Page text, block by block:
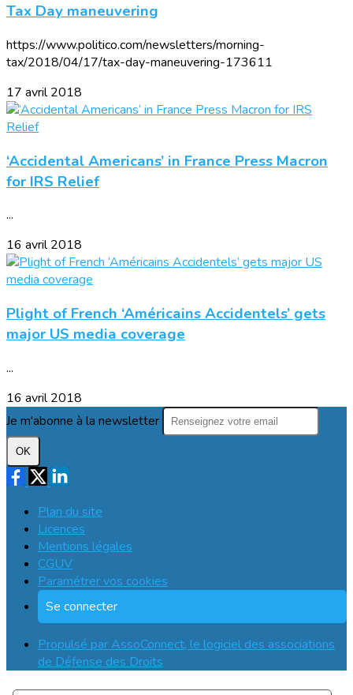
Tax Day maneuvering
https://www.politico.com/newsletters/morning-
tax/2018/04/17/tax-day-maneuvering-173611
17 avril 2018
‘Accidental Americans’ in France Press Macron
for IRS Relief
...
16 avril 2018
Plight of French ‘Américains Accidentels’ gets
major US media coverage
...
16 avril 2018
Je m'abonne à la newsletter
OK
Plan du site
Licences
Mentions légales
CGUV
Paramétrer vos cookies
Se connecter
Propulsé par AssoConnect, le logiciel des associations
de Défense des Droits